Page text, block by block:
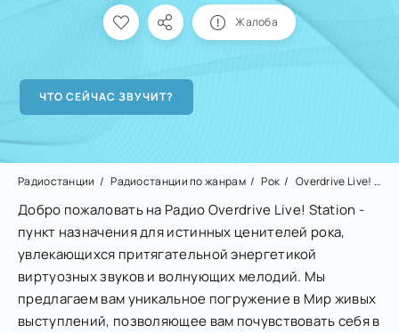
Жалоба
Радиостанции Радиостанции по жанрам Рок Overdrive Live! Station
Добро пожаловать на Радио Overdrive Live! Station -
пункт назначения для истинных ценителей рока,
увлекающихся притягательной энергетикой
виртуозных звуков и волнующих мелодий. Мы
предлагаем вам уникальное погружение в Мир живых
выступлений, позволяющее вам почувствовать себя в